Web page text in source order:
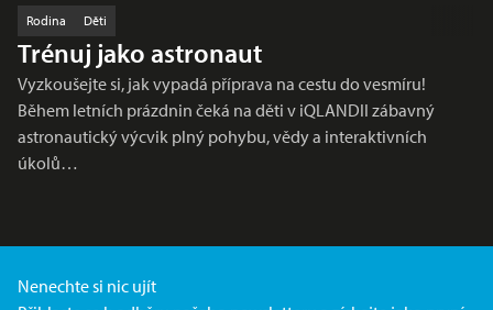
Rodina Děti
Trénuj jako astronaut
Vyzkoušejte si, jak vypadá příprava na cestu do vesmíru!
Během letních prázdnin čeká na děti v iQLANDII zábavný
astronautický výcvik plný pohybu, vědy a interaktivních
úkolů…
Nenechte si nic ujít